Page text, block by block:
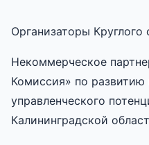
Организаторы Круглого
Некоммерческое
Комиссия» по развитию
управленческого
Калининградской